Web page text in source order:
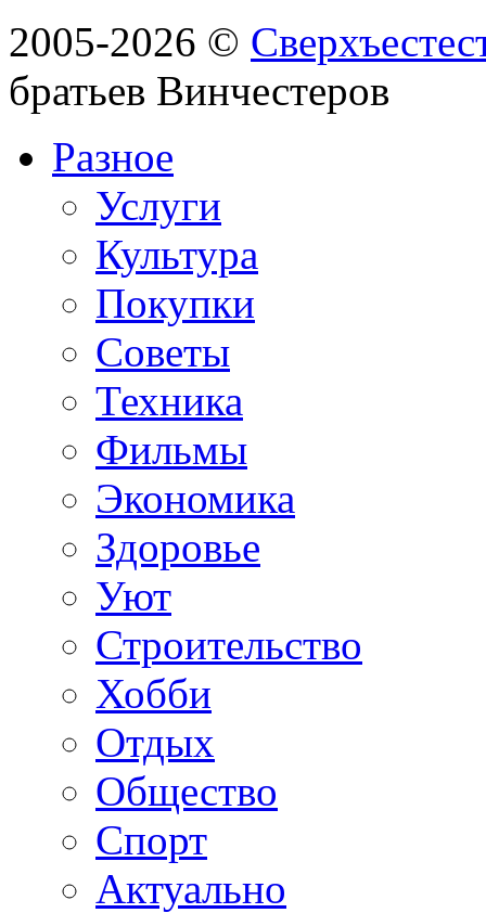
2005-2026 ©
братьев Винчестеров
Разное
Услуги
Культура
Покупки
Советы
Техника
Фильмы
Экономика
Здоровье
Уют
Строительство
Хобби
Отдых
Общество
Спорт
Актуально